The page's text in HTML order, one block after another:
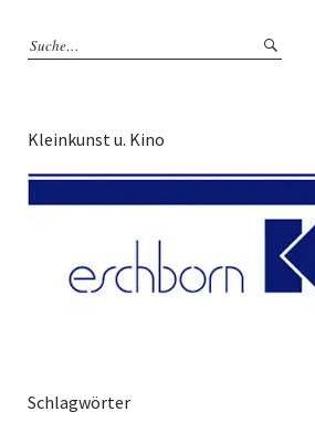
Kleinkunst u. Kino
Schlagwörter